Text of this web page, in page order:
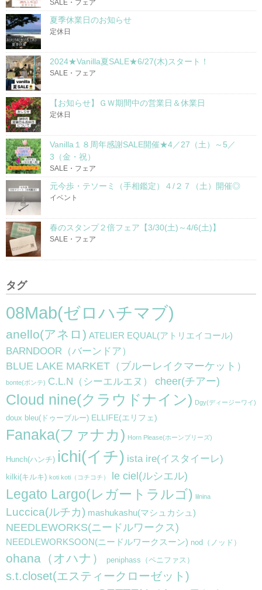
SALE・フェア
夏季休業日のお知らせ
定休日
2024★Vanilla夏SALE★6/27(木)スタート！
SALE・フェア
【お知らせ】ＧＷ期間中の営業日＆休業日
定休日
Vanilla１８周年感謝SALE開催★4／27（土）～5／
3（金・祝）
SALE・フェア
元今歩・テソーミ（手相鑑定）４/２７（土）開催◎
イベント
春のスタンプ２倍フェア【3/30(土)～4/6(土)】
SALE・フェア
タグ
08Mab(ゼロハチマブ)
anello(アネロ) ATELIER EQUAL(アトリエイコール)
BARNDOOR（バーンドア）
BLUE LAKE MARKET（ブルーレイクマーケット）
bonte(ボンテ) C.L.N（シーエルエヌ） cheer(チアー)
Cloud nine(クラウドナイン) Dgy(ディージーワイ)
doux bleu(ドゥーブルー) ELLIFE(エリフェ)
Fanaka(ファナカ) Horn Please(ホーンプリーズ)
Hunch(ハンチ) ichi(イチ) ista ire(イスタイーレ)
kilki(キルキ) koti koti（コチコチ） le ciel(ルシエル)
Legato Largo(レガートラルゴ) lilnina
Luccica(ルチカ) mashukashu(マシュカシュ)
NEEDLEWORKS(ニードルワークス)
NEEDLEWORKSOON(ニードルワークスーン) nod（ノッド）
ohana（オハナ） peniphass（ペニファス）
s.t.closet(エスティークローゼット)